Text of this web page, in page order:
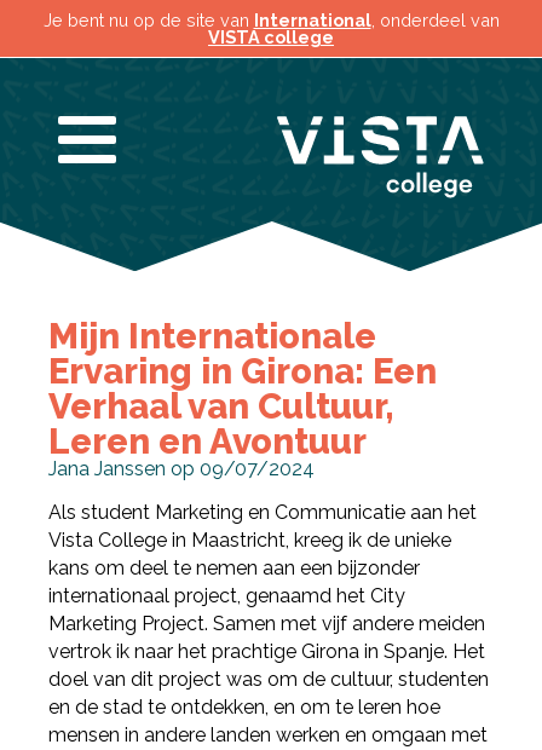
Je bent nu op de site van International, onderdeel van
VISTA college
Mijn Internationale
Ervaring in Girona: Een
Verhaal van Cultuur,
Leren en Avontuur
Jana Janssen op 09/07/2024
Als student Marketing en Communicatie aan het
Vista College in Maastricht, kreeg ik de unieke
kans om deel te nemen aan een bijzonder
internationaal project, genaamd het City
Marketing Project. Samen met vijf andere meiden
vertrok ik naar het prachtige Girona in Spanje. Het
doel van dit project was om de cultuur, studenten
en de stad te ontdekken, en om te leren hoe
mensen in andere landen werken en omgaan met